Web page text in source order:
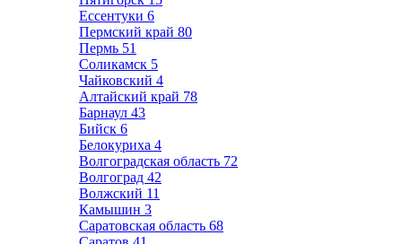
Ессентуки 6
Пермский край 80
Пермь 51
Соликамск 5
Чайковский 4
Алтайский край 78
Барнаул 43
Бийск 6
Белокуриха 4
Волгоградская область 72
Волгоград 42
Волжский 11
Камышин 3
Саратовская область 68